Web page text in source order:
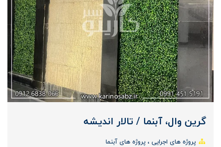
گرین وال، آبنما / تالار اندیشه
پروژه های اجرایی پروژه های آبنما